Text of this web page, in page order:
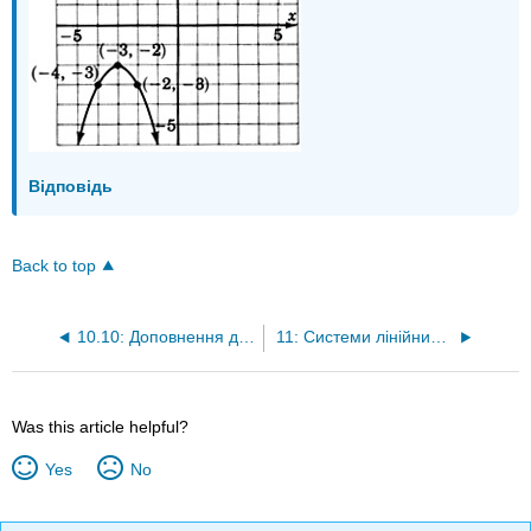
Відповідь
Back to top
10.10: Доповнення до фізичних вправ 11: Системи лінійних рівнянь
Was this article helpful?
Yes No